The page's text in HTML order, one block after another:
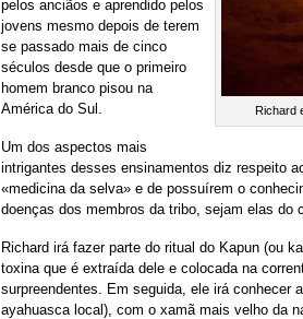
Richard
pelos anciãos e aprendido pelos
jovens mesmo depois de terem
se passado mais de cinco
séculos desde que o primeiro
homem branco pisou na
América do Sul.
Um dos aspectos mais
intrigantes desses ensinamentos diz respeito
«medicina da selva» e de possuírem o
doenças dos membros da tribo, sejam elas do
Richard irá fazer parte do ritual do Kapun (ou
toxina que é extraída dele e colocada na
surpreendentes. Em seguida, ele irá conhecer
ayahuasca local), com o xamã mais velho da